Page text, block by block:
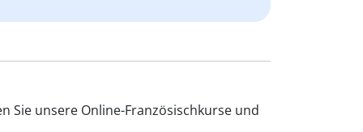
Sie unsere Online-Französischkurse und